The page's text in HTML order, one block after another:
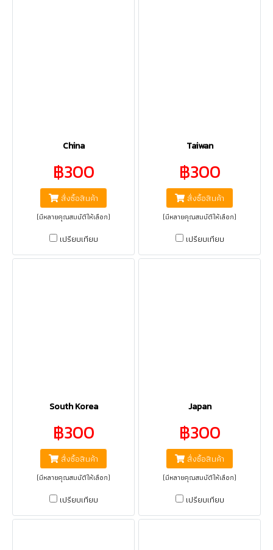
China
฿300
สั่งซื้อสินค้า
(มีหลายคุณสมบัติให้เลือก)
เปรียบเทียบ
Taiwan
฿300
สั่งซื้อสินค้า
(มีหลายคุณสมบัติให้เลือก)
เปรียบเทียบ
South Korea
฿300
สั่งซื้อสินค้า
(มีหลายคุณสมบัติให้เลือก)
เปรียบเทียบ
Japan
฿300
สั่งซื้อสินค้า
(มีหลายคุณสมบัติให้เลือก)
เปรียบเทียบ